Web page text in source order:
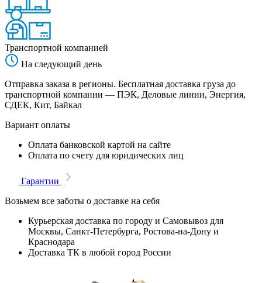
Транспортной компанией
На следующий день
Отправка заказа в регионы. Бесплатная доставка груза до
транспортной компании — ПЭК, Деловые линии, Энергия,
СДЕК, Кит, Байкал
Вариант оплаты
Оплата банковской картой на сайте
Оплата по счету для юридических лиц
Гарантии
Возьмем все заботы о доставке на себя
Курьерская доставка по городу и Самовывоз для
Москвы, Санкт-Петербурга, Ростова-на-Дону и
Краснодара
Доставка ТК в любой город России